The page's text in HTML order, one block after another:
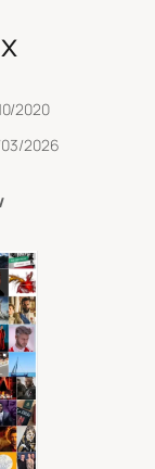
2020
2026